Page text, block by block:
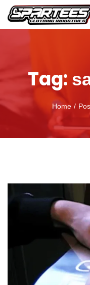
Tag:
Home